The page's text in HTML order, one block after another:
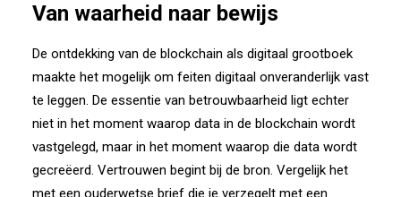
Van waarheid naar bewijs
De ontdekking van de blockchain als digitaal grootboek
maakte het mogelijk om feiten digitaal onveranderlijk vast
te leggen. De essentie van betrouwbaarheid ligt echter
niet in het moment waarop data in de blockchain wordt
vastgelegd, maar in het moment waarop die data wordt
gecreëerd. Vertrouwen begint bij de bron. Vergelijk het
met een ouderwetse brief die je verzegelt met een